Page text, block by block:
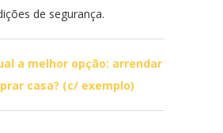
de segurança.
a melhor opção: arrendar
casa? (c/ exemplo)